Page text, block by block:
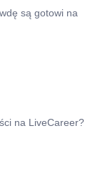
są gotowi na
na LiveCareer?